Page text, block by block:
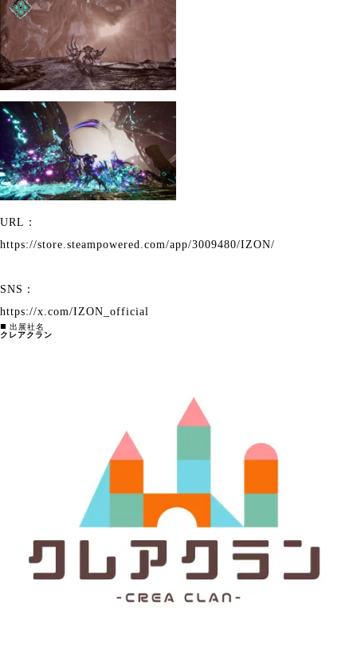
URL：
https://store.steampowered.com/app/3009480/IZON/
SNS：
https://x.com/IZON_official
◼️ 出展社名
クレアクラン